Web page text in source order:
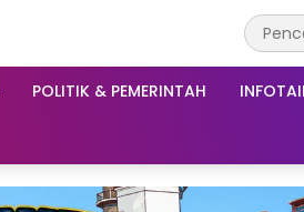
POLITIK & PEMERINTAH